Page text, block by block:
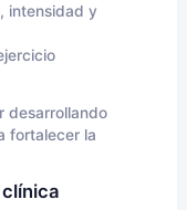
intensidad y
desarrollando
fortalecer la